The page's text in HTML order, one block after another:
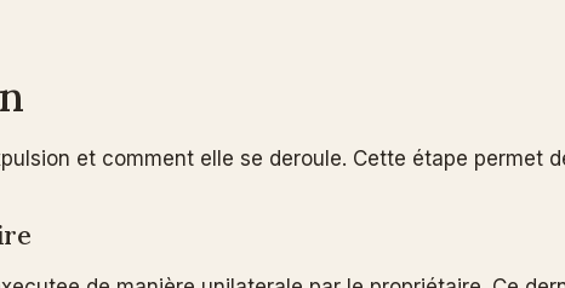
et comment elle se deroule. Cette étape permet